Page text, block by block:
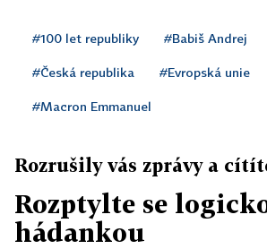
#100 let republiky #Babiš Andrej
#Česká republika #Evropská unie
#Macron Emmanuel
Rozrušily vás zprávy a
Rozptylte se
hádankou